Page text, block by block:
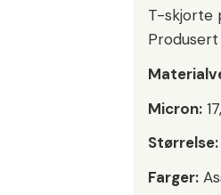
T-skjorte
Micron:
Størrelse:
Farger: